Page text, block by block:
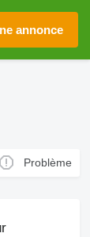
annonce
Problème